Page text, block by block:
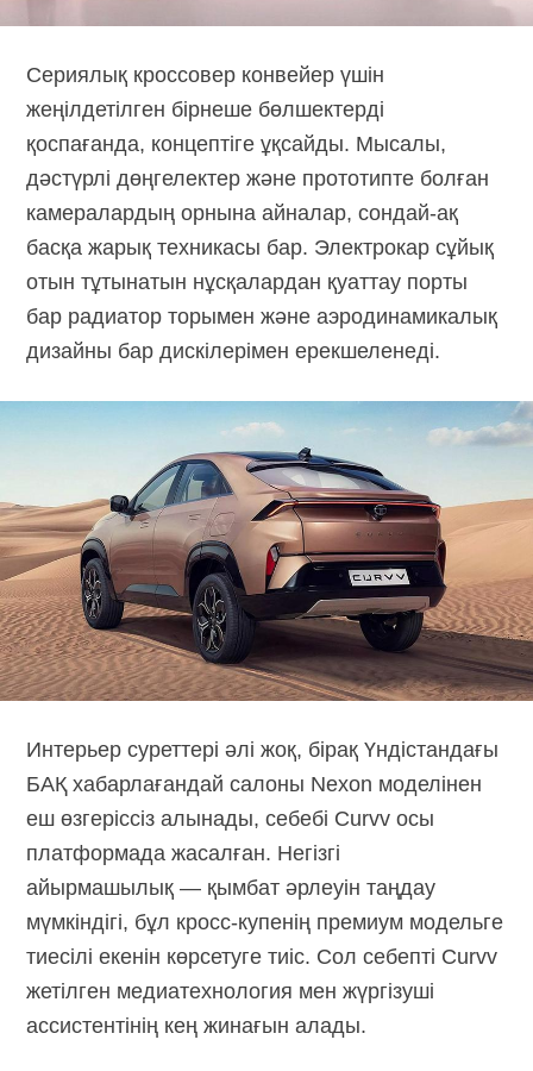
Сериялық кроссовер конвейер үшін
жеңілдетілген бірнеше бөлшектерді
қоспағанда, концептіге ұқсайды. Мысалы,
дәстүрлі дөңгелектер және прототипте болған
камералардың орнына айналар,сондай-ақ
басқа жарық техникасы бар. Электрокар сұйық
отын тұтынатын нұсқалардан қуаттау порты
бар радиатор торымен және аэродинамикалық
дизайны бар дискілерімен ерекшеленеді.
Интерьер суреттері әлі жоқ, бірақ Үндістандағы
БАҚ хабарлағандай салоны Nexon моделінен
еш өзгеріссіз алынады, себебі Curvv осы
платформада жасалған. Негізгі
айырмашылық — қымбат әрлеуін таңдау
мүмкіндігі, бұл кросс-купенің премиум модельге
тиесілі екенін көрсетуге тиіс. Сол себепті Curvv
жетілген медиатехнология мен жүргізуші
ассистентінің кең жинағын алады.